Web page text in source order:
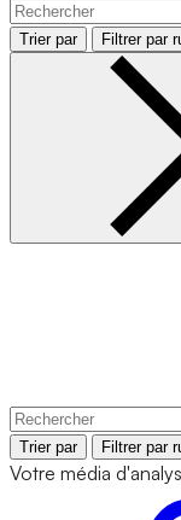
Trier par Filtrer par
Trier par Filtrer par
Votre média